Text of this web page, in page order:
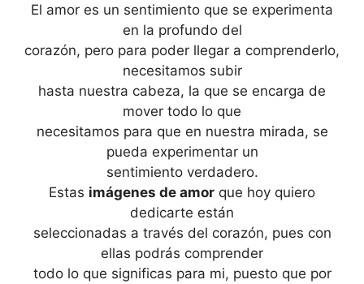
El amor es un sentimiento que se experimenta
en la profundo del
corazón, pero para poder llegar a comprenderlo,
necesitamos subir
hasta nuestra cabeza, la que se encarga de
mover todo lo que
necesitamos para que en nuestra mirada, se
pueda experimentar un
sentimiento verdadero.
Estas imágenes de amor que hoy quiero
dedicarte están
seleccionadas a través del corazón, pues con
ellas podrás comprender
todo lo que significas para mi, puesto que por